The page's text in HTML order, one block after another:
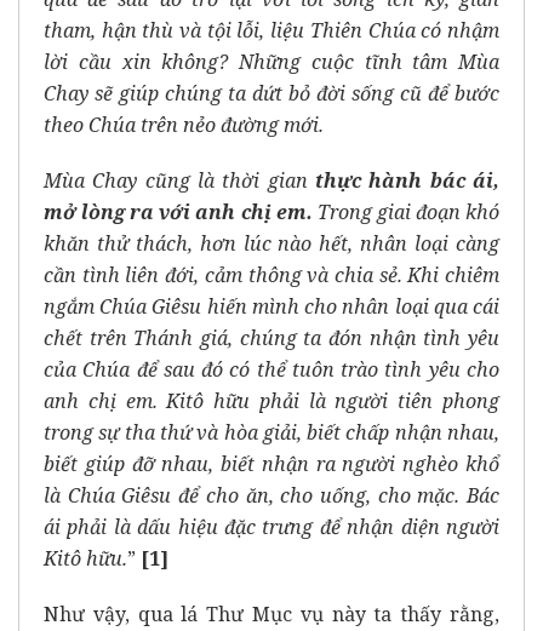
tham, hận thù và tội lỗi, liệu Thiên Chúa có nhậm
lời cầu xin không? Những cuộc tĩnh tâm Mùa
Chay sẽ giúp chúng ta dứt bỏ đời sống cũ để bước
theo Chúa trên nẻo đường mới.
Mùa Chay cũng là thời gian thực hành bác ái,
mở lòng ra với anh chị em. Trong giai đoạn khó
khăn thử thách, hơn lúc nào hết, nhân loại càng
cần tình liên đới, cảm thông và chia sẻ. Khi chiêm
ngắm Chúa Giêsu hiến mình cho nhân loại qua cái
chết trên Thánh giá, chúng ta đón nhận tình yêu
của Chúa để sau đó có thể tuôn trào tình yêu cho
anh chị em. Kitô hữu phải là người tiên phong
trong sự tha thứ và hòa giải, biết chấp nhận nhau,
biết giúp đỡ nhau, biết nhận ra người nghèo khổ
là Chúa Giêsu để cho ăn, cho uống, cho mặc. Bác
ái phải là dấu hiệu đặc trưng để nhận diện người
Kitô hữu.” [1]
Như vậy, qua lá Thư Mục vụ này ta thấy rằng,